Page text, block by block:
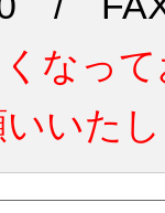
なっ
いいた